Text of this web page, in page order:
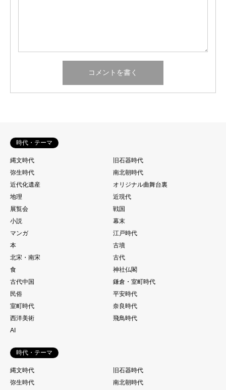
時代・テーマ
縄文時代
旧石器時代
弥生時代
南北朝時代
近代化遺産
オリジナル曲舞台裏
地理
近現代
展覧会
戦国
小説
幕末
マンガ
江戸時代
本
古墳
北宋・南宋
古代
食
神社仏閣
古代中国
鎌倉・室町時代
民俗
平安時代
室町時代
奈良時代
西洋美術
飛鳥時代
AI
時代・テーマ
縄文時代
旧石器時代
弥生時代
南北朝時代